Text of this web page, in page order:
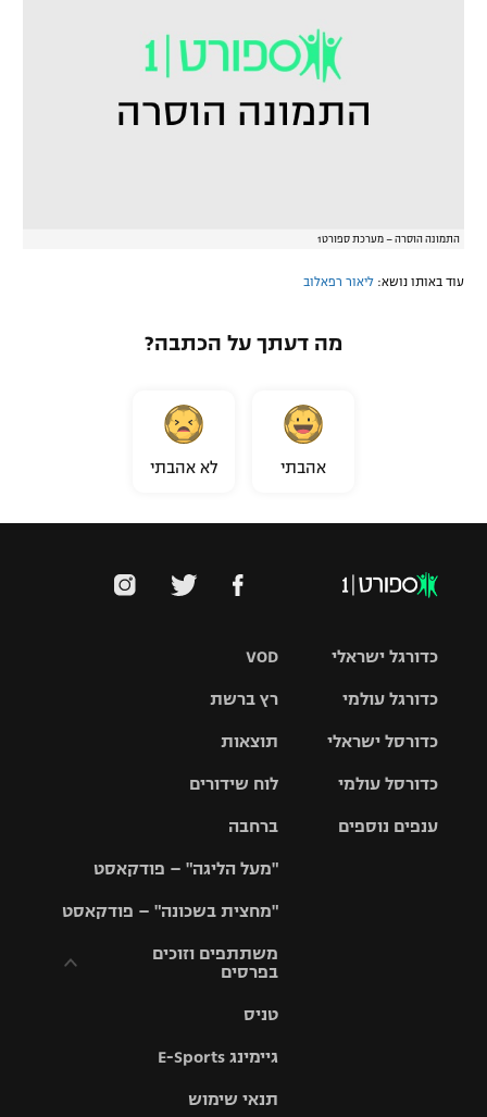
התמונה הוסרה – מערכת ספורט1
עוד באותו נושא: ליאור רפאלוב
מה דעתך על הכתבה?
אהבתי לא אהבתי
VOD
רץ ברשת
תוצאות
לוח שידורים
ברחבה
"מעל הליגה" – פודקאסט
"מחצית בשכונה" – פודקאסט
משתתפים וזוכים
בפרסים
וזוכים בפרסים
תקנון עבור פעילות
טניס
גיימינג E-Sports
תנאי שימוש
כדורגל ישראלי
גביע הטוטו
כדורגל עולמי
האלופות
ליגה
כדורסל ישראלי
סל
כדורסל עולמי
ענפים נוספים